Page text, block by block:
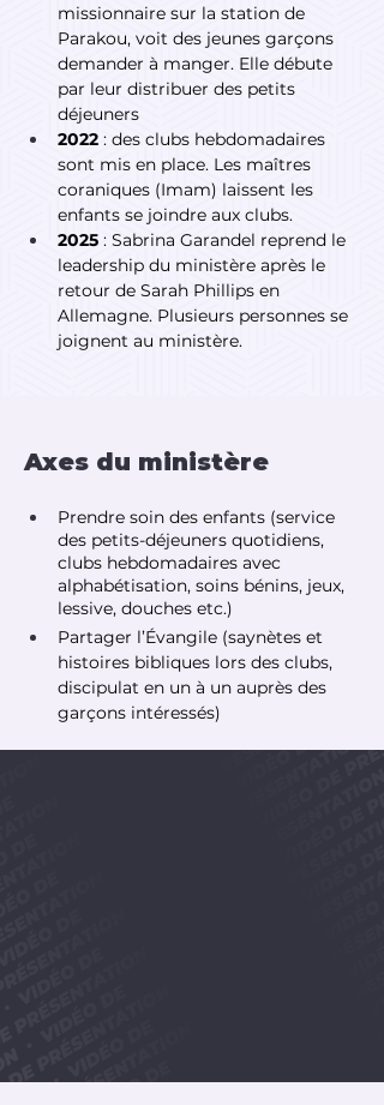
missionnaire sur la station de
Parakou, voit des jeunes garçons
demander à manger. Elle débute
par leur distribuer des petits
déjeuners
2022 : des clubs hebdomadaires
sont mis en place. Les maîtres
coraniques (Imam) laissent les
enfants se joindre aux clubs.
2025 : Sabrina Garandel reprend le
leadership du ministère après le
retour de Sarah Phillips en
Allemagne. Plusieurs personnes se
joignent au ministère.
Axes du ministère
Prendre soin des enfants (service
des petits-déjeuners quotidiens,
clubs hebdomadaires avec
alphabétisation, soins bénins, jeux,
lessive, douches etc.)
Partager l’Évangile (saynètes et
histoires bibliques lors des clubs,
discipulat en un à un auprès des
garçons intéressés)